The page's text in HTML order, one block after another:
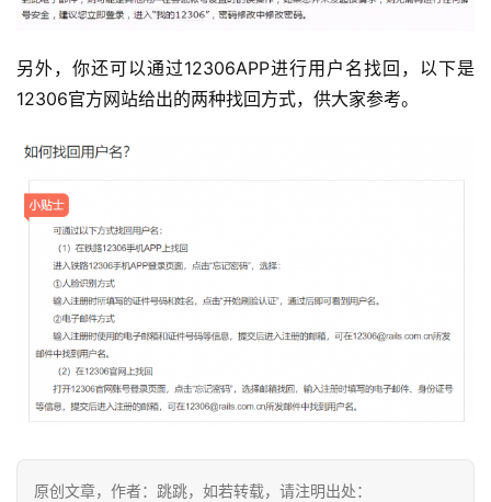
每
日
诗
另外，你还可以通过12306APP进行用户名找回，以下是
12306官方网站给出的两种找回方式，供大家参考。
原创文章，作者：跳跳，如若转载，请注明出处：